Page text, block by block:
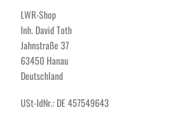
LWR-Shop
Inh. David Toth
Jahnstraße 37
63450 Hanau
Deutschland
USt-IdNr.: DE 457549643